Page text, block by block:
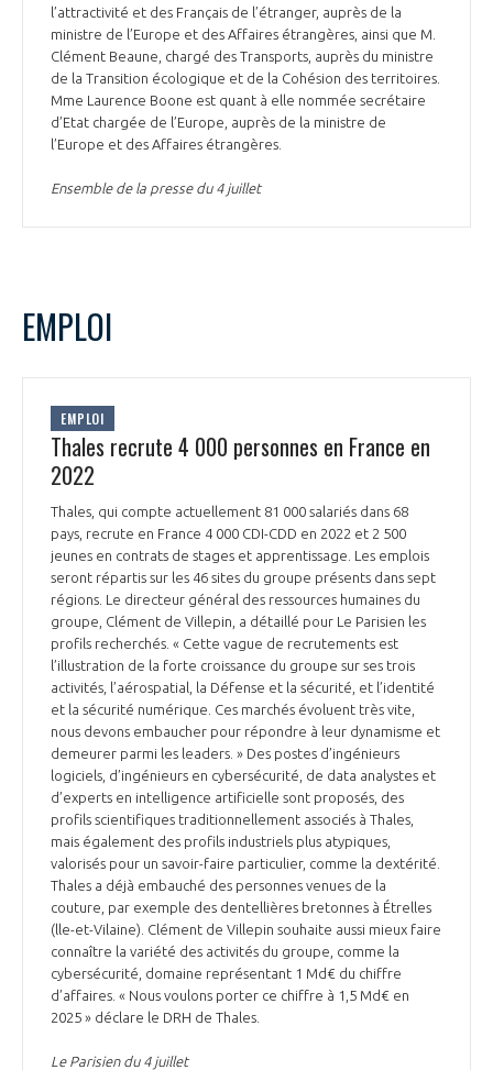
l’attractivité et des Français de l’étranger, auprès de la
ministre de l’Europe et des Affaires étrangères, ainsi que M.
Clément Beaune, chargé des Transports, auprès du ministre
de la Transition écologique et de la Cohésion des territoires.
Mme Laurence Boone est quant à elle nommée secrétaire
d’Etat chargée de l’Europe, auprès de la ministre de
l’Europe et des Affaires étrangères.
Ensemble de la presse du 4 juillet
EMPLOI
EMPLOI
Thales recrute 4 000 personnes en France en
2022
Thales, qui compte actuellement 81 000 salariés dans 68
pays, recrute en France 4 000 CDI-CDD en 2022 et 2 500
jeunes en contrats de stages et apprentissage. Les emplois
seront répartis sur les 46 sites du groupe présents dans sept
régions. Le directeur général des ressources humaines du
groupe, Clément de Villepin, a détaillé pour Le Parisien les
profils recherchés. « Cette vague de recrutements est
l’illustration de la forte croissance du groupe sur ses trois
activités, l’aérospatial, la Défense et la sécurité, et l’identité
et la sécurité numérique. Ces marchés évoluent très vite,
nous devons embaucher pour répondre à leur dynamisme et
demeurer parmi les leaders. » Des postes d’ingénieurs
logiciels, d’ingénieurs en cybersécurité, de data analystes et
d’experts en intelligence artificielle sont proposés, des
profils scientifiques traditionnellement associés à Thales,
mais également des profils industriels plus atypiques,
valorisés pour un savoir-faire particulier, comme la dextérité.
Thales a déjà embauché des personnes venues de la
couture, par exemple des dentellières bretonnes à Étrelles
(lle-et-Vilaine). Clément de Villepin souhaite aussi mieux faire
connaître la variété des activités du groupe, comme la
cybersécurité, domaine représentant 1 Md€ du chiffre
d’affaires. « Nous voulons porter ce chiffre à 1,5 Md€ en
2025 » déclare le DRH de Thales.
Le Parisien du 4 juillet